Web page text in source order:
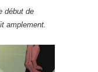
début de
amplement.